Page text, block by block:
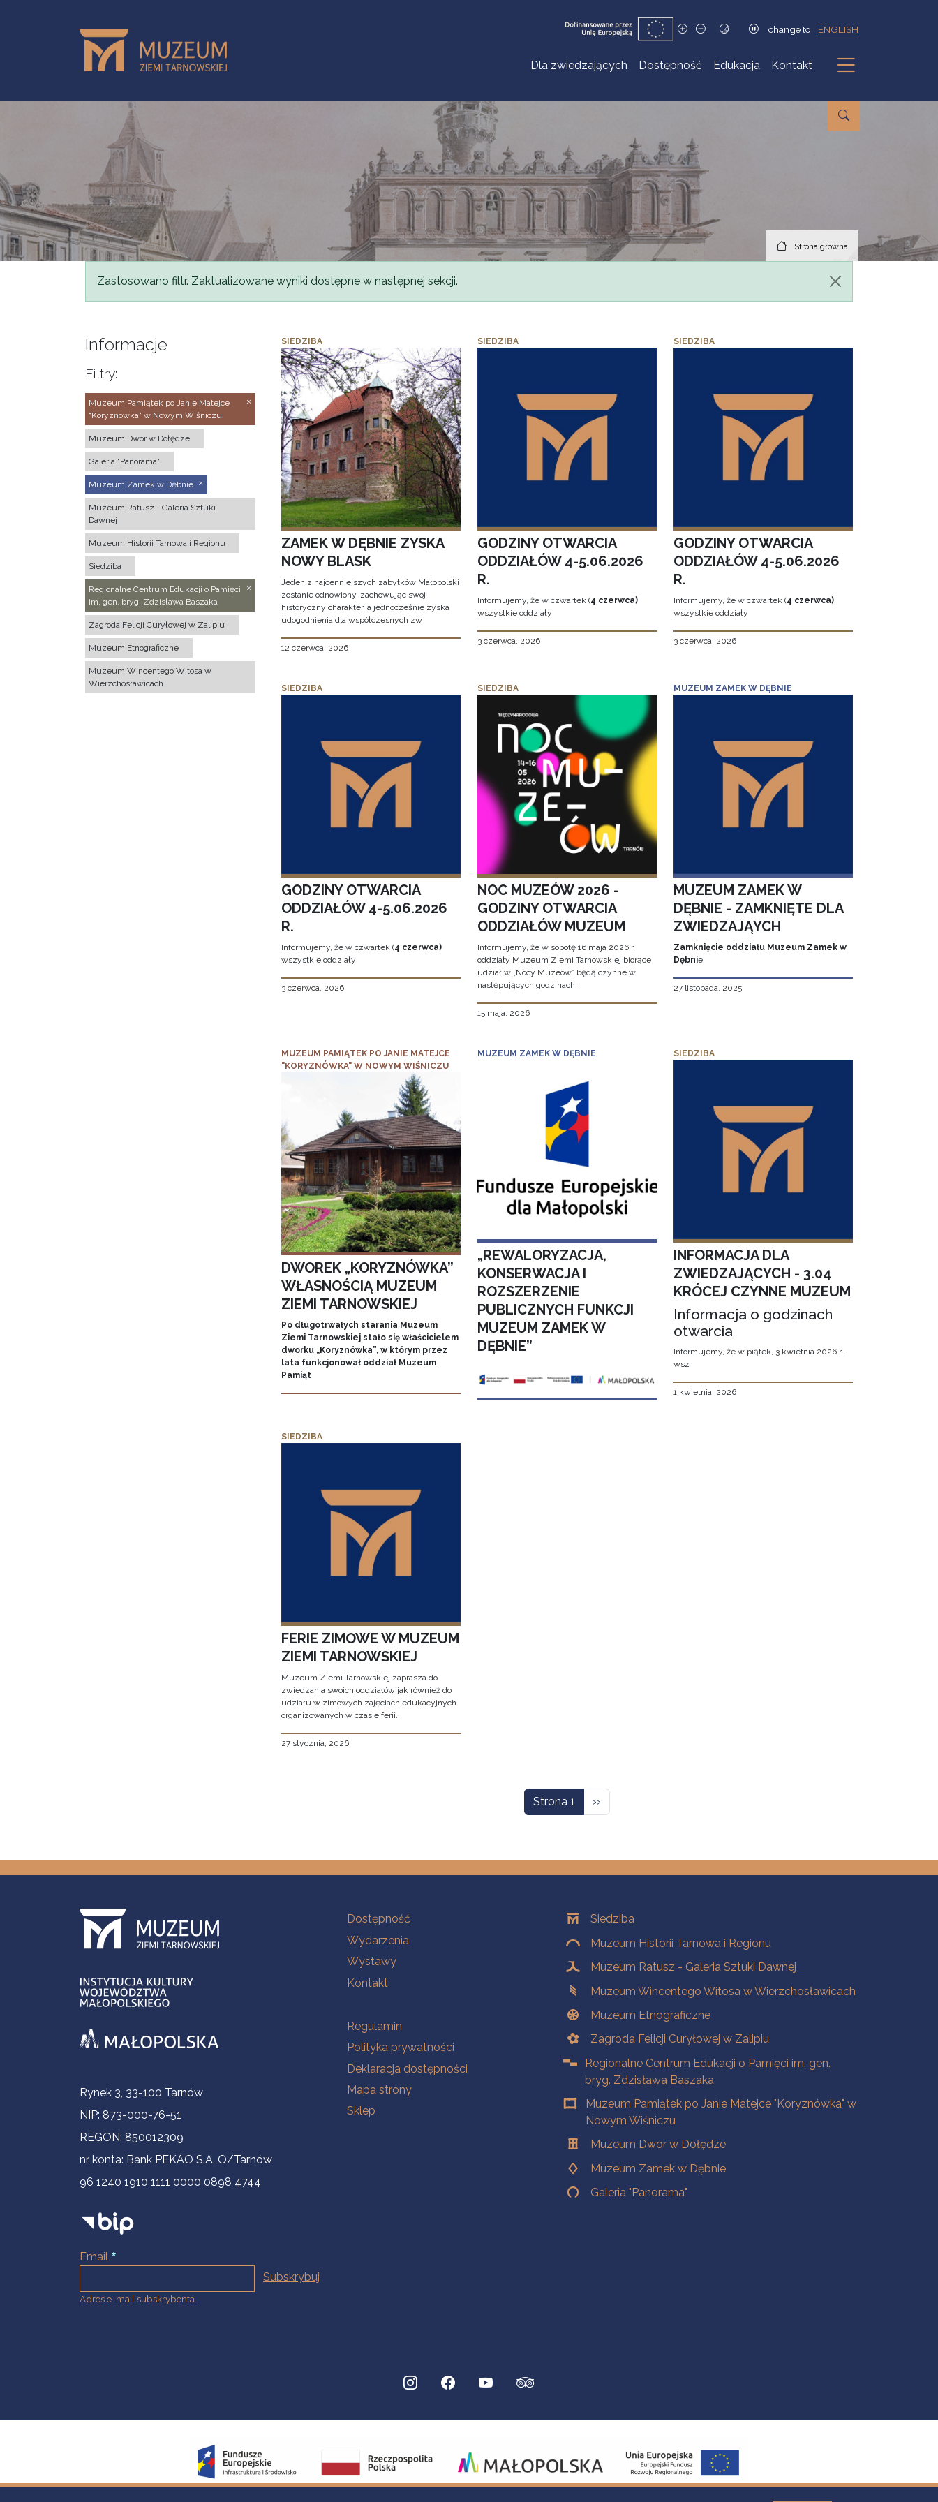
change to ENGLISH
Dla zwiedzających Dostępność Edukacja Kontakt
Podmenu
Strona główna
Komunikat
Zastosowano filtr. Zaktualizowane wyniki dostępne w następnej sekcji.
Informacje
Filtry:
Muzeum Pamiątek po Janie Matejce
"Koryznówka" w Nowym Wiśniczu
Muzeum Dwór w Dołędze
Galeria "Panorama"
Muzeum Zamek w Dębnie
Muzeum Ratusz - Galeria Sztuki
Dawnej
Muzeum Historii Tarnowa i Regionu
Siedziba
Regionalne Centrum Edukacji o Pamięci
im. gen. bryg. Zdzisława Baszaka
Zagroda Felicji Curyłowej w Zalipiu
Muzeum Etnograficzne
Muzeum Wincentego Witosa w
Wierzchosławicach
SIEDZIBA
ZAMEK W DĘBNIE ZYSKA
NOWY BLASK
Jeden z najcenniejszych zabytków Małopolski
zostanie odnowiony, zachowując swój
historyczny charakter, a jednocześnie zyska
udogodnienia dla współczesnych zw
12 czerwca, 2026
SIEDZIBA
GODZINY OTWARCIA
ODDZIAŁÓW 4-5.06.2026
R.
Informujemy, że w czwartek (4 czerwca)
wszystkie oddziały
3 czerwca, 2026
SIEDZIBA
GODZINY OTWARCIA
ODDZIAŁÓW 4-5.06.2026
R.
Informujemy, że w czwartek (4 czerwca)
wszystkie oddziały
3 czerwca, 2026
SIEDZIBA
GODZINY OTWARCIA
ODDZIAŁÓW 4-5.06.2026
R.
Informujemy, że w czwartek (4 czerwca)
wszystkie oddziały
3 czerwca, 2026
SIEDZIBA
NOC MUZEÓW 2026 -
GODZINY OTWARCIA
ODDZIAŁÓW MUZEUM
Informujemy, że w sobotę 16 maja 2026 r.
oddziały Muzeum Ziemi Tarnowskiej biorące
udział w „Nocy Muzeów” będą czynne w
następujących godzinach:
15 maja, 2026
MUZEUM ZAMEK W DĘBNIE
MUZEUM ZAMEK W
DĘBNIE - ZAMKNIĘTE DLA
ZWIEDZAJĄYCH
Zamknięcie oddziału Muzeum Zamek w
Dębnie
27 listopada, 2025
MUZEUM PAMIĄTEK PO JANIE MATEJCE
"KORYZNÓWKA" W NOWYM WIŚNICZU
DWOREK „KORYZNÓWKA”
WŁASNOŚCIĄ MUZEUM
ZIEMI TARNOWSKIEJ
Po długotrwałych starania Muzeum
Ziemi Tarnowskiej stało się właścicielem
dworku „Koryznówka”, w którym przez
lata funkcjonował oddział Muzeum
Pamiąt
MUZEUM ZAMEK W DĘBNIE
„REWALORYZACJA,
KONSERWACJA I
ROZSZERZENIE
PUBLICZNYCH FUNKCJI
MUZEUM ZAMEK W
DĘBNIE”
SIEDZIBA
INFORMACJA DLA
ZWIEDZAJĄCYCH - 3.04
KRÓCEJ CZYNNE MUZEUM
Informacja o godzinach
otwarcia
Informujemy, że w piątek, 3 kwietnia 2026 r.,
wsz
1 kwietnia, 2026
SIEDZIBA
FERIE ZIMOWE W MUZEUM
ZIEMI TARNOWSKIEJ
Muzeum Ziemi Tarnowskiej zaprasza do
zwiedzania swoich oddziałów jak również do
udziału w zimowych zajęciach edukacyjnych
organizowanych w czasie ferii.
27 stycznia, 2026
Strona 1 Następna strona
››
Informacje kontaktowe
Rynek 3, 33-100 Tarnów
NIP: 873-000-76-51
REGON: 850012309
nr konta: Bank PEKAO S.A. O/Tarnów
96 1240 1910 1111 0000 0898 4744
Email
Adres e-mail subskrybenta.
Na skróty
Dostępność
Wydarzenia
Wystawy
Kontakt
Na skróty
Regulamin
Polityka prywatności
Deklaracja dostępności
Mapa strony
Sklep
OddziałySiedziba
Muzeum Historii Tarnowa i Regionu
Muzeum Ratusz - Galeria Sztuki Dawnej
Muzeum Wincentego Witosa w Wierzchosławicach
Muzeum Etnograficzne
Zagroda Felicji Curyłowej w Zalipiu
Regionalne Centrum Edukacji o Pamięci im. gen.
bryg. Zdzisława Baszaka
Muzeum Pamiątek po Janie Matejce "Koryznówka" w
Nowym Wiśniczu
Muzeum Dwór w Dołędze
Muzeum Zamek w Dębnie
Galeria "Panorama"